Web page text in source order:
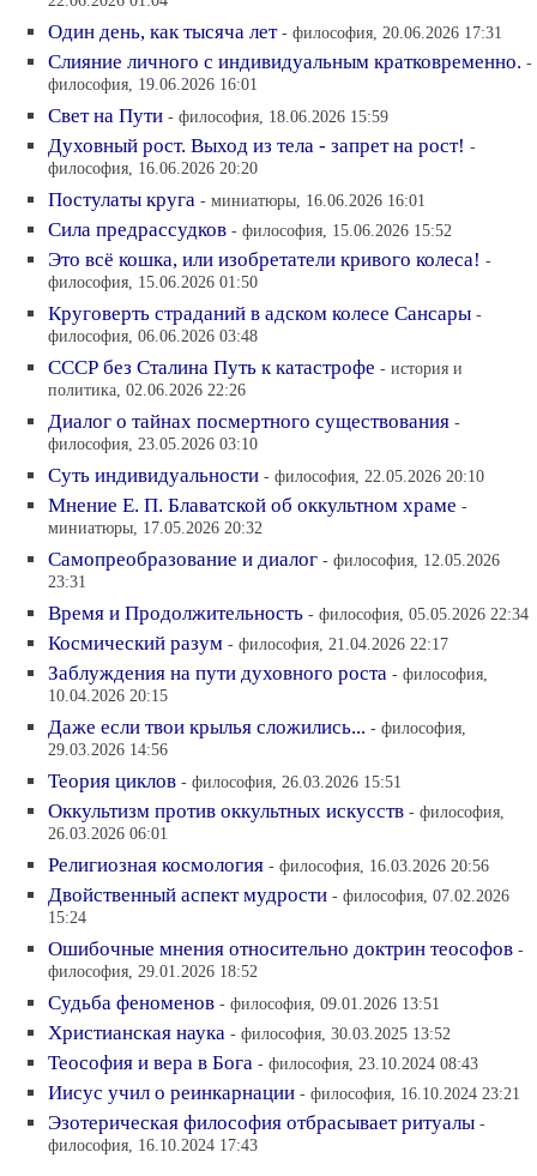
Один день, как тысяча лет - философия, 20.06.2026 17:31
Слияние личного с индивидуальным кратковременно. -
философия, 19.06.2026 16:01
Свет на Пути - философия, 18.06.2026 15:59
Духовный рост. Выход из тела - запрет на рост! -
философия, 16.06.2026 20:20
Постулаты круга - миниатюры, 16.06.2026 16:01
Сила предрассудков - философия, 15.06.2026 15:52
Это всё кошка, или изобретатели кривого колеса! -
философия, 15.06.2026 01:50
Круговерть страданий в адском колесе Сансары -
философия, 06.06.2026 03:48
СССР без Сталина Путь к катастрофе - история и
политика, 02.06.2026 22:26
Диалог о тайнах посмертного существования -
философия, 23.05.2026 03:10
Суть индивидуальности - философия, 22.05.2026 20:10
Мнение Е. П. Блаватской об оккультном храме -
миниатюры, 17.05.2026 20:32
Самопреобразование и диалог - философия, 12.05.2026
23:31
Время и Продолжительность - философия, 05.05.2026 22:34
Космический разум - философия, 21.04.2026 22:17
Заблуждения на пути духовного роста - философия,
10.04.2026 20:15
Даже если твои крылья сложились... - философия,
29.03.2026 14:56
Теория циклов - философия, 26.03.2026 15:51
Оккультизм против оккультных искусств - философия,
26.03.2026 06:01
Религиозная космология - философия, 16.03.2026 20:56
Двойственный аспект мудрости - философия, 07.02.2026
15:24
Ошибочные мнения относительно доктрин теософов -
философия, 29.01.2026 18:52
Судьба феноменов - философия, 09.01.2026 13:51
Христианская наука - философия, 30.03.2025 13:52
Теософия и вера в Бога - философия, 23.10.2024 08:43
Иисус учил о реинкарнации - философия, 16.10.2024 23:21
Эзотерическая философия отбрасывает ритуалы -
философия, 16.10.2024 17:43